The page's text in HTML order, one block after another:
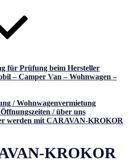
für Prüfung beim Hersteller
– Camper Van – Wohnwagen –
/ Wohnwagenvermietung
/ über uns
werden mit CARAVAN-KROKOR
KROKOR